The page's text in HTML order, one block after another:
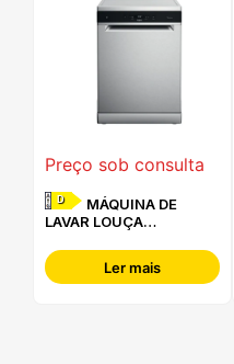
Preço sob consulta
D
LAVAR LOUÇA
3C34 P X
Ler mais